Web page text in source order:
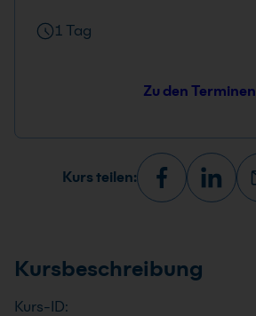
1 Tag
Zu den Terminen
Kurs teilen:
Kursbeschreibung
Kurs-ID: